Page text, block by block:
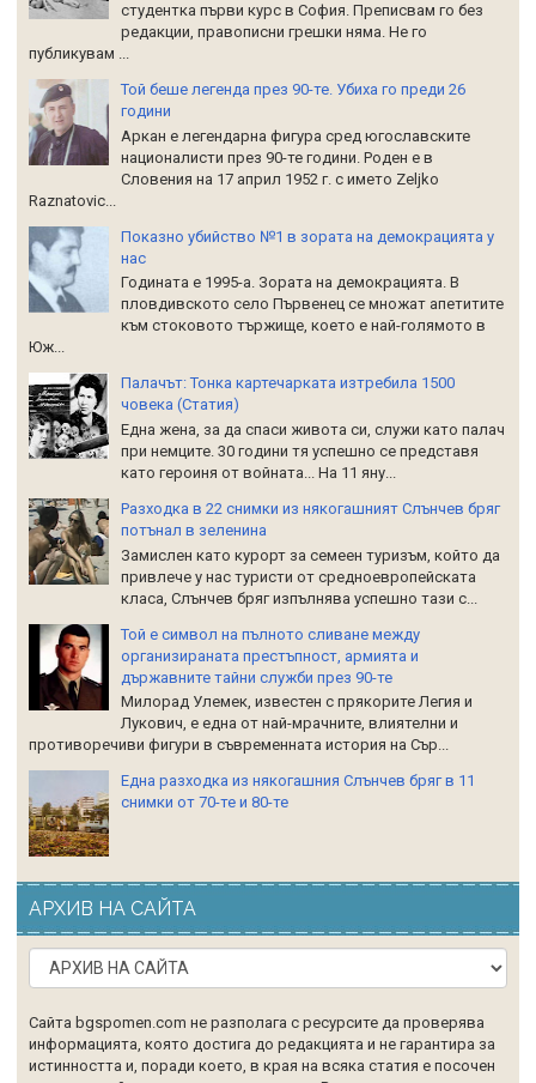
студентка първи курс в София. Преписвам го без
редакции, правописни грешки няма. Не го
публикувам ...
Той беше легенда през 90-те. Убиха го преди 26
години
Аркан е легендарна фигура сред югославските
националисти през 90-те години. Роден е в
Словения на 17 април 1952 г. с името Zeljko
Raznatoviс...
Показно убийство №1 в зората на демокрацията у
нас
Годината е 1995-а. Зората на демокрацията. В
пловдивското село Първенец се множат апетитите
към стоковото тържище, което е най-голямото в
Юж...
Палачът: Тонка картечарката изтребила 1500
човека (Статия)
Една жена, за да спаси живота си, служи като палач
при немците. 30 години тя успешно се представя
като героиня от войната... На 11 яну...
Разходка в 22 снимки из някогашният Слънчев бряг
потънал в зеленина
Замислен като курорт за семеен туризъм, който да
привлече у нас туристи от средноевропейската
класа, Слънчев бряг изпълнява успешно тази с...
Той е символ на пълното сливане между
организираната престъпност, армията и
държавните тайни служби през 90-те
Милорад Улемек, известен с прякорите Легия и
Лукович, е една от най-мрачните, влиятелни и
противоречиви фигури в съвременната история на Сър...
Една разходка из някогашния Слънчев бряг в 11
снимки от 70-те и 80-те
АРХИВ НА САЙТА
Сайта bgspomen.com не разполага с ресурсите да проверява
информацията, която достига до редакцията и не гарантира за
истинността и, поради което, в края на всяка статия е посочен